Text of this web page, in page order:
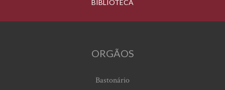
BIBLIOTECA
ORGÃOS
Bastonário